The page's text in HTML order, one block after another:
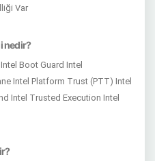
Var
nedir?
Boot Guard Intel
Intel Platform Trust (PTT) Intel
Intel Trusted Execution Intel